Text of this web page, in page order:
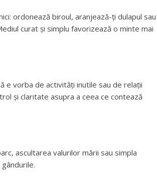
ordonează biroul, aranjează-ți dulapul sau
curat și simplu favorizează o minte mai
e vorba de activități inutile sau de relații
și claritate asupra a ceea ce contează
ascultarea valurilor mării sau simpla